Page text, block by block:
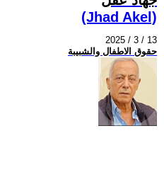
(Jhad Akel)
2025 / 3 / 13
حقوق الاطفال والشبيبة